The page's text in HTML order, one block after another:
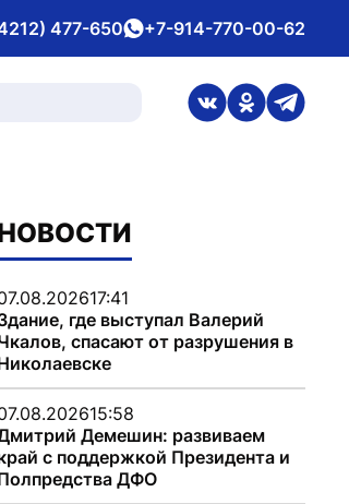
477-650whatsApp
+7-914-770-00-62
ссылка на
ссылка на
17:41
где выступал Валерий
спасают от разрушения в
15:58
Демешин: развиваем
с поддержкой Президента и
ДФО